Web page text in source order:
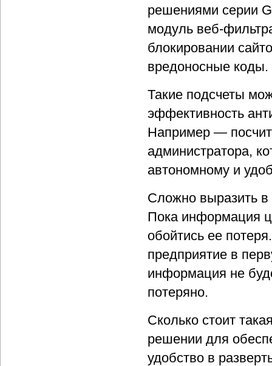
решениями серии
модуль веб-
блокировании
вредоносные коды.
Такие подсчеты
эффективность
Например —
администратора,
автономному и
Сложно выразить в
Пока информация
обойтись ее
предприятие в
информация не
потеряно.
Сколько стоит
решении для
удобство в